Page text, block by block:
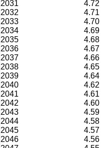
2031
4.72
2032
4.71
2033
4.70
2034
4.69
2035
4.68
2036
4.67
2037
4.66
2038
4.65
2039
4.64
2040
4.62
2041
4.61
2042
4.60
2043
4.59
2044
4.58
2045
4.57
2046
4.56